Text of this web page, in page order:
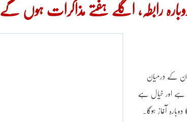
دوبارہ رابطہ، اگلے ہفتے مذاکرات ہوں گے
کے درمیان
ہے اور خیال ہے
آغاز ہوگا۔